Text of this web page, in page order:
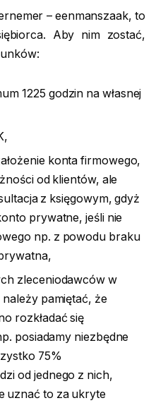
– eenmanszaak, to
Aby nim zostać,
1225 godzin na własnej
konta firmowego,
od klientów, ale
z księgowym, gdyż
prywatne, jeśli nie
np. z powodu braku
zleceniodawców w
pamiętać, że
rozkładać się
posiadamy niezbędne
75%
od jednego z nich,
uznać to za ukryte